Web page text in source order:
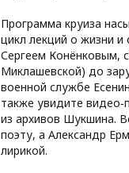
Программа круиза
цикл лекций о жизни и
Сергеем Конёнковым,
Миклашевской) до
военной службе
также увидите
из архивов Шукшина.
поэту, а Александр
лирикой.